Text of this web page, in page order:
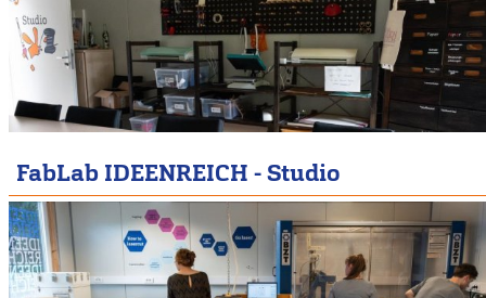
FabLab IDEENREICH - Studio